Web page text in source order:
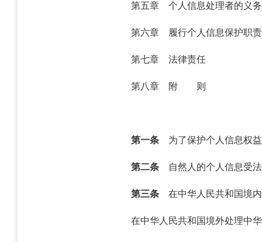
第五章 个人信息处理者的义务
第六章 履行个人信息保护职
第七章 法律责任
第八章 附 则
第一条为了保护个人信息权益
第二条自然人的个人信息受法
第三条在中华人民共和国境内
在中华人民共和国境外处理中